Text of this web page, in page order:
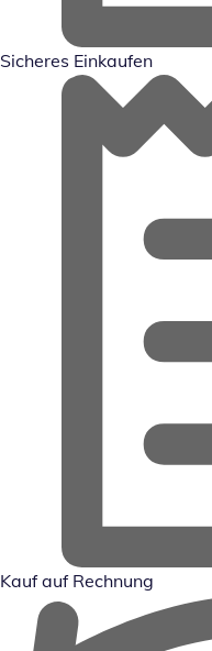
Sicheres Einkaufen
Kauf auf Rechnung